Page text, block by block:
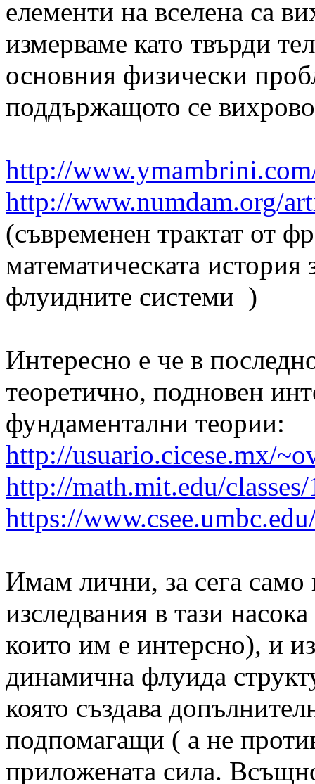
елементи на вселена са
измерваме като твърди
основния физически
поддържащото се
http://
http://www.numdam.org/
(съвременен трактат от
математическата история
флуидните системи )
Интересно е че в
теоретично, подновен
фундаментални теории:
http://usuario.cicese.mx/
http://math.mit.edu/
https://
Имам лични, за сега
изследвания в тази
които им е интерсно), и
динамична флуида
която създава
подпомагащи ( а не
приложената сила.